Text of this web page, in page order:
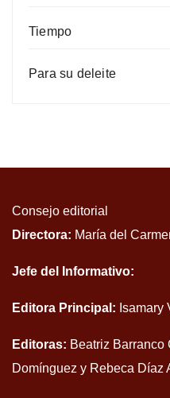
Tiempo
Para su deleite
Consejo editorial
Directora: María del
Jefe del Informativo:
Editora Principal: Isamary
Editoras: Beatriz Barranco
Domínguez y Rebeca Díaz